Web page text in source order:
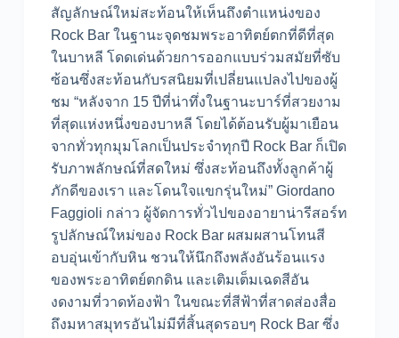
สัญลักษณ์ใหม่สะท้อนให้เห็นถึงตำแหน่งของ
Rock Bar ในฐานะจุดชมพระอาทิตย์ตกที่ดีที่สุด
ในบาหลี โดดเด่นด้วยการออกแบบร่วมสมัยที่ซับ
ซ้อนซึ่งสะท้อนกับรสนิยมที่เปลี่ยนแปลงไปของผู้
ชม “หลังจาก 15 ปีที่น่าทึ่งในฐานะบาร์ที่สวยงาม
ที่สุดแห่งหนึ่งของบาหลี โดยได้ต้อนรับผู้มาเยือน
จากทั่วทุกมุมโลกเป็นประจำทุกปี Rock Bar ก็เปิด
รับภาพลักษณ์ที่สดใหม่ ซึ่งสะท้อนถึงทั้งลูกค้าผู้
ภักดีของเรา และโดนใจแขกรุ่นใหม่” Giordano
Faggioli กล่าว ผู้จัดการทั่วไปของอายาน่ารีสอร์ท
รูปลักษณ์ใหม่ของ Rock Bar ผสมผสานโทนสี
อบอุ่นเข้ากับหิน ชวนให้นึกถึงพลังอันร้อนแรง
ของพระอาทิตย์ตกดิน และเติมเต็มเฉดสีอัน
งดงามที่วาดท้องฟ้า ในขณะที่สีฟ้าที่สาดส่องสื่อ
ถึงมหาสมุทรอันไม่มีที่สิ้นสุดรอบๆ Rock Bar ซึ่ง